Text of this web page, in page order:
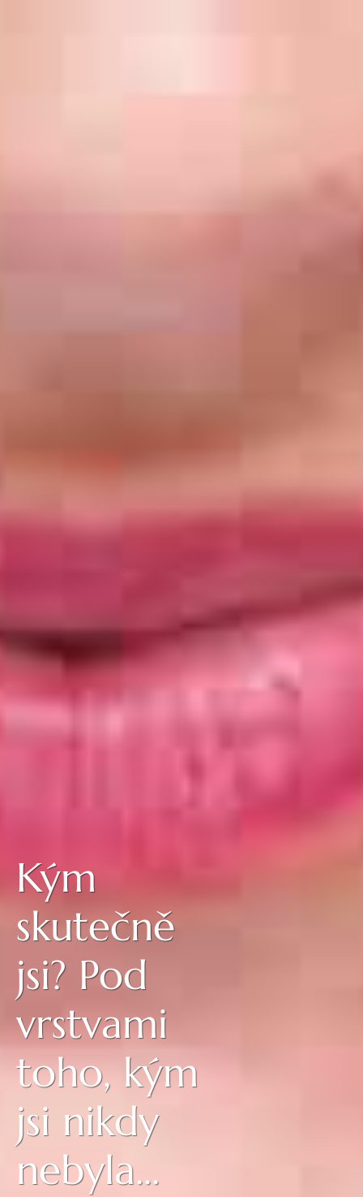
Kým
skutečně
jsi? Pod
vrstvami
toho, kým
jsi nikdy
nebyla...